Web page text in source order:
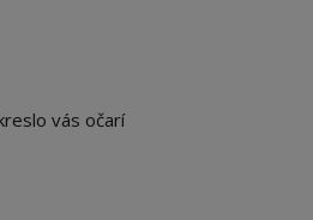
vás očarí